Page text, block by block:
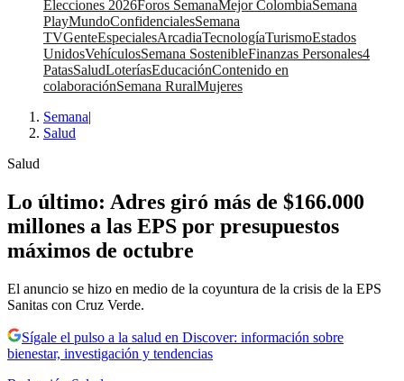
Elecciones 2026Foros SemanaMejor ColombiaSemana
PlayMundoConfidencialesSemana
TVGenteEspecialesArcadiaTecnologíaTurismoEstados
UnidosVehículosSemana SostenibleFinanzas Personales4
PatasSaludLoteríasEducaciónContenido en
colaboraciónSemana RuralMujeres
Semana|
Salud
Salud
Lo último: Adres giró más de $166.000
millones a las EPS por presupuestos
máximos de octubre
El anuncio se hizo en medio de la coyuntura de la crisis de la EPS
Sanitas con Cruz Verde.
Sígale el pulso a la salud en Discover: información sobre
bienestar, investigación y tendencias